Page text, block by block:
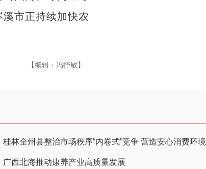
市正持续加快农
【编辑：冯抒敏】
桂林全州县整治市场秩序“内卷式”竞争 营造安心消费环境
广西北海推动康养产业高质量发展